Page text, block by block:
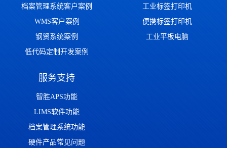
档案管理系统客户案例
WMS客户案例
钢贸系统案例
低代码定制开发案例
工业标签打印机
便携标签打印机
工业平板电脑
服务支持
智胜APS功能
LIMS软件功能
档案管理系统功能
硬件产品常见问题